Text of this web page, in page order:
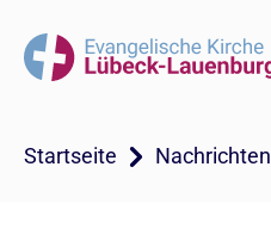
Startseite Nachrichten